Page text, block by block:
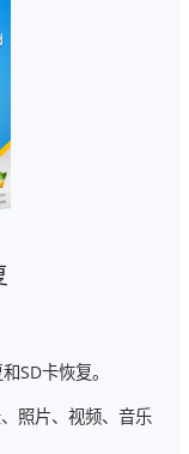
SD卡恢复。
照片、视频、音乐